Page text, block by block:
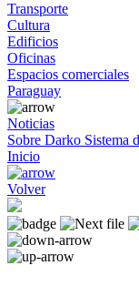
Transporte
Cultura
Edificios
Oficinas
Espacios comerciales
Paraguay
Noticias
Sobre Darko Sistema
Inicio
Volver